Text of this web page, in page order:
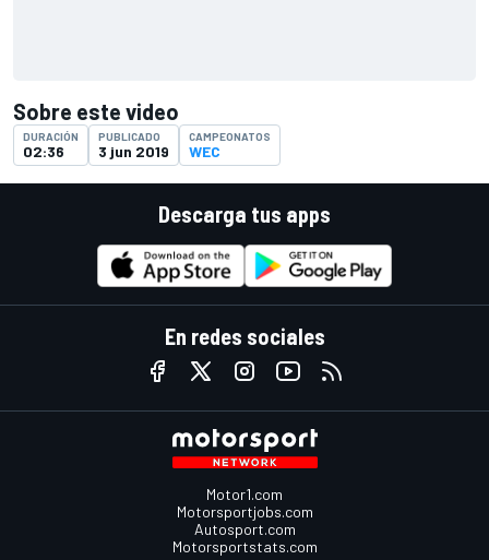
Sobre este video
DURACIÓN
02:36
PUBLICADO
3 jun 2019
CAMPEONATOS
WEC
Descarga tus apps
En redes sociales
Motor1.com
Motorsportjobs.com
Autosport.com
Motorsportstats.com